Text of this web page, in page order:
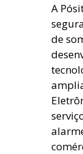
A
de